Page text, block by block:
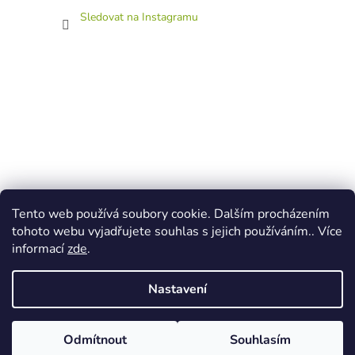
Tento web používá soubory cookie. Dalším procházením
tohoto webu vyjadřujete souhlas s jejich používáním.. Více
informacízde.
Nastavení
Odmítnout Souhlasím
Ke každé objednávce přidáme zdarma pexeso Léto v pdf. Při nákupu
Sledovat na Instagramu
Vytvořil Shoptet
Copyright 2026Atelier V lese . Všechna práva vyhrazena.